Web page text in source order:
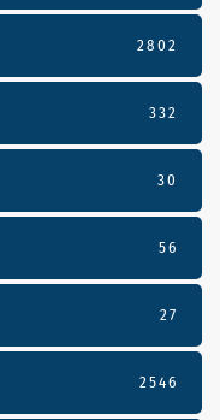
2802
332
30
56
27
2546